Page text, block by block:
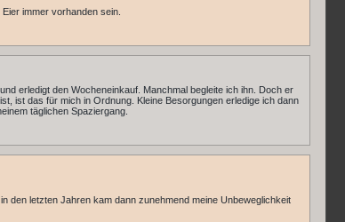
immer vorhanden sein.
erledigt den Wocheneinkauf. Manchmal begleite ich ihn. Doch er
ist das für mich in Ordnung. Kleine Besorgungen erledige ich dann
täglichen Spaziergang.
den letzten Jahren kam dann zunehmend meine Unbeweglichkeit